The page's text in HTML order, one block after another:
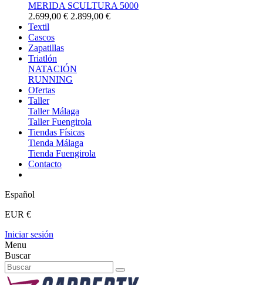
MERIDA SCULTURA 5000
2.699,00 € 2.899,00 €
Textil
Cascos
Zapatillas
Triatlón
NATACIÓN
RUNNING
Ofertas
Taller
Taller Málaga
Taller Fuengirola
Tiendas Físicas
Tienda Málaga
Tienda Fuengirola
Contacto
Español
EUR €
Iniciar sesión
Menu
Buscar